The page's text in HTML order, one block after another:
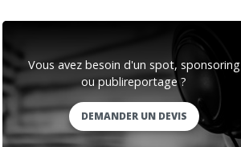
Vous avez besoin d'un spot, sponsoring
ou publireportage ?
DEMANDER UN DEVIS